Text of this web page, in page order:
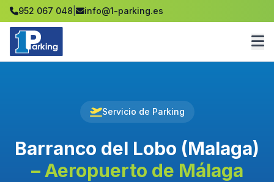
952 067 048 info@1-parking.es
Servicio de Parking
Barranco del Lobo (Malaga)
– Aeropuerto de Málaga